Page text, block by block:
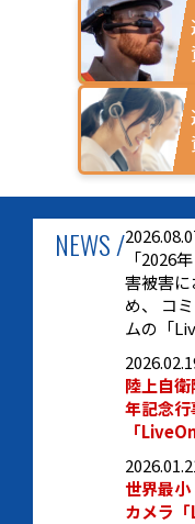
NEWS / 「2026
害被害
め、 コ
ムの「
陸上自
年記念
「
世界最
カメラ